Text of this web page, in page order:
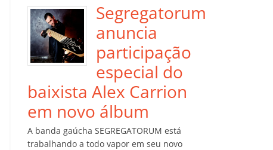
Segregatorum
anuncia
participação
especial do
baixista Alex Carrion
em novo álbum
A banda gaúcha SEGREGATORUM está
trabalhando a todo vapor em seu novo